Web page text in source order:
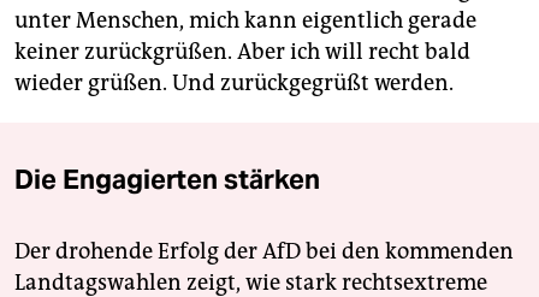
unter Menschen, mich kann eigentlich gerade
keiner zurückgrüßen. Aber ich will recht bald
wieder grüßen. Und zurückgegrüßt werden.
Die Engagierten stärken
Der drohende Erfolg der AfD bei den kommenden
Landtagswahlen zeigt, wie stark rechtsextreme